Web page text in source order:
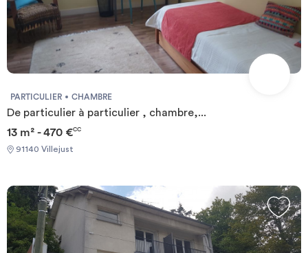
PARTICULIER CHAMBRE
De particulier à particulier , chambre,...
13 m² - 470 €CC
91140 Villejust